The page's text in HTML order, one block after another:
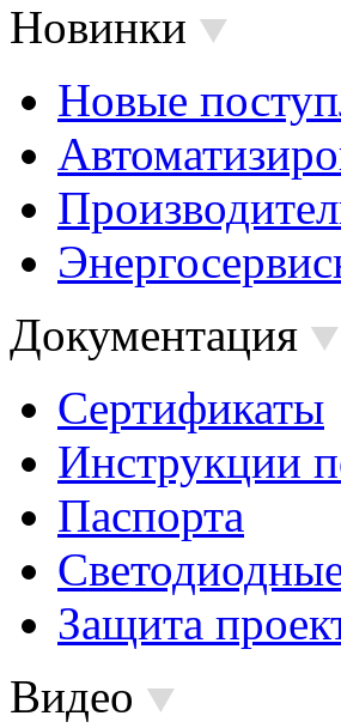
Новинки
Новые
Документация
Сертификаты
Инструкции
Паспорта
Защита
Видео